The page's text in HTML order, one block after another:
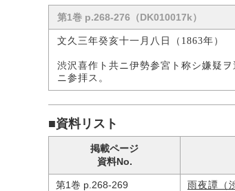
第1巻 p.268-276（DK010017k）
文久三年癸亥十一月八日（1863年）
渋沢喜作ト共ニ伊勢参宮ト称シ嫌疑
ニ参拝ス。
■資料リスト
掲載ページ
資料No.
第1巻 p.268-269
雨夜譚（